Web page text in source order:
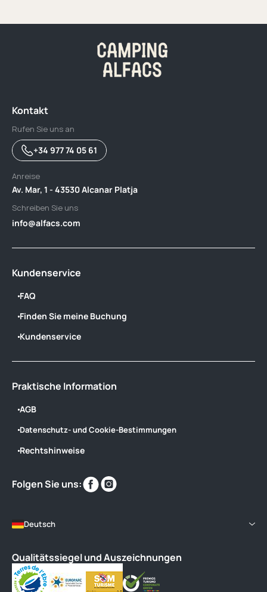
Kontakt
Rufen Sie uns an
+34 977 74 05 61
Anreise
Av. Mar, 1 - 43530 Alcanar Platja
Schreiben Sie uns
info@alfacs.com
Kundenservice
FAQ
Finden Sie meine Buchung
Kundenservice
Praktische Information
AGB
Datenschutz- und Cookie-Bestimmungen
Rechtshinweise
Folgen Sie uns:
Finden
Sie
Deutsch
Qualitätssiegel und Auszeichnungen